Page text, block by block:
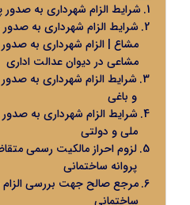
شرایط الزام شهرداری به صدور
شرایط الزام شهرداری به
مشاع | الزام شهرداری به
مشاعی در دیوان عدالت اداری
شرایط الزام شهرداری به
و باغی
شرایط الزام شهرداری به
ملی و دولتی
لزوم احراز مالکیت رسمی
پروانه ساختمانی
مرجع صالح جهت بررسی الزام
ساختمانی